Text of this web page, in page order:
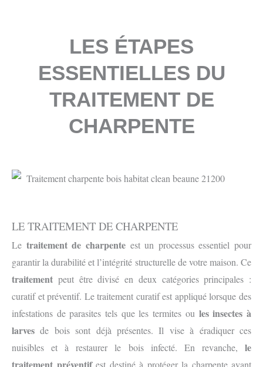
LES ÉTAPES
ESSENTIELLES DU
TRAITEMENT DE
CHARPENTE
LE TRAITEMENT DE CHARPENTE
Le traitement de charpenteest un processus essentiel pour
garantir la durabilité et l’intégrité structurelle de votre maison. Ce
traitement peut être divisé en deux catégories principales :
curatif et préventif. Le traitement curatif est appliqué lorsque des
infestations de parasites tels que les termites ou les insectes à
larves de bois sont déjà présentes. Il vise à éradiquer ces
nuisibles et à restaurer le bois infecté. En revanche, le